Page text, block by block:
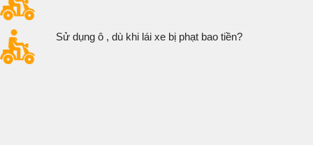
Sử dụng ô , dù khi lái xe bị phạt bao tiền?